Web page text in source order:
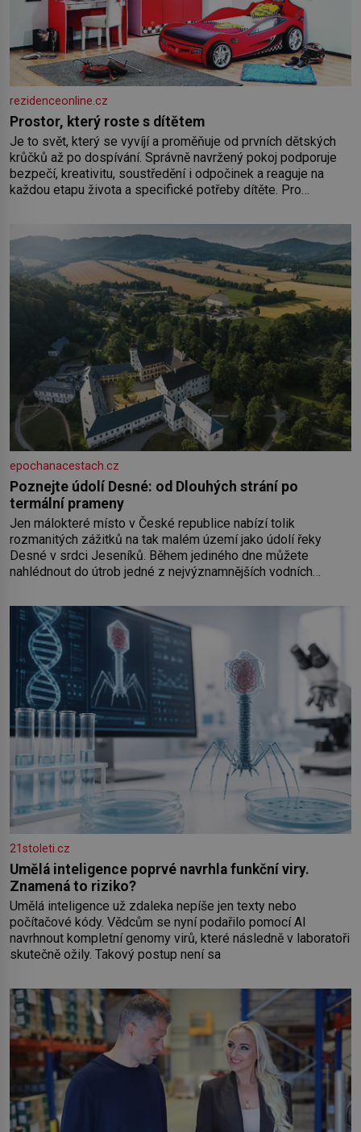
rezidenceonline.cz
Prostor, který roste s dítětem
Je to svět, který se vyvíjí a proměňuje od prvních dětských
krůčků až po dospívání. Správně navržený pokoj podporuje
bezpečí, kreativitu, soustředění i odpočinek a reaguje na
každou etapu života a specifické potřeby dítěte. Pro
by pokoj miminka měl působit především klidně a útulně.
Předškolní věk je
epochanacestach.cz
Poznejte údolí Desné: od Dlouhých strání po
termální prameny
Jen málokteré místo v České republice nabízí tolik
rozmanitých zážitků na tak malém území jako údolí řeky
Desné v srdci Jeseníků. Během jediného dne můžete
nahlédnout do útrob jedné z nejvýznamnějších vodních
koloběžce a den zakončit poznáváním památek ve Velkých
Losinách nebo v termálním
21stoleti.cz
Umělá inteligence poprvé navrhla funkční viry.
Znamená to riziko?
Umělá inteligence už zdaleka nepíše jen texty nebo
počítačové kódy. Vědcům se nyní podařilo pomocí AI
navrhnout kompletní genomy virů, které následně v laboratoři
skutečně ožily. Takový postup není sa